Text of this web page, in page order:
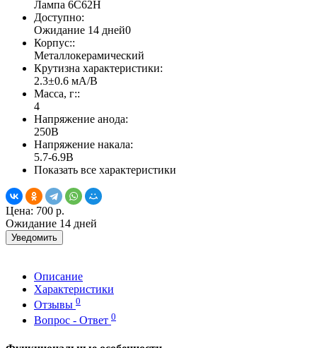
Лампа 6С62Н
Доступно:
Ожидание 14 дней0
Корпус::
Металлокерамический
Крутизна характеристики:
2.3±0.6 мА/В
Масса, г::
4
Напряжение анода:
250В
Напряжение накала:
5.7-6.9В
Показать все характеристики
Цена: 700 р.
Ожидание 14 дней
Уведомить
Описание
Характеристики
Отзывы 0
Вопрос - Ответ 0